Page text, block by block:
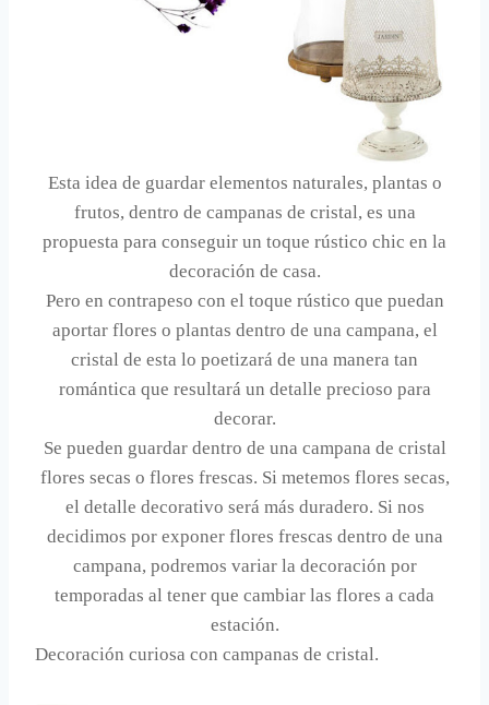
Esta idea de guardar elementos naturales, plantas o
frutos, dentro de campanas de cristal, es una
propuesta para conseguir un toque rústico chic en la
decoración de casa.
Pero en contrapeso con el toque rústico que puedan
aportar flores o plantas dentro de una campana, el
cristal de esta lo poetizará de una manera tan
romántica que resultará un detalle precioso para
decorar.
Se pueden guardar dentro de una campana de cristal
flores secas o flores frescas. Si metemos flores secas,
el detalle decorativo será más duradero. Si nos
decidimos por exponer flores frescas dentro de una
campana, podremos variar la decoración por
temporadas al tener que cambiar las flores a cada
estación.
Decoración curiosa con campanas de cristal.